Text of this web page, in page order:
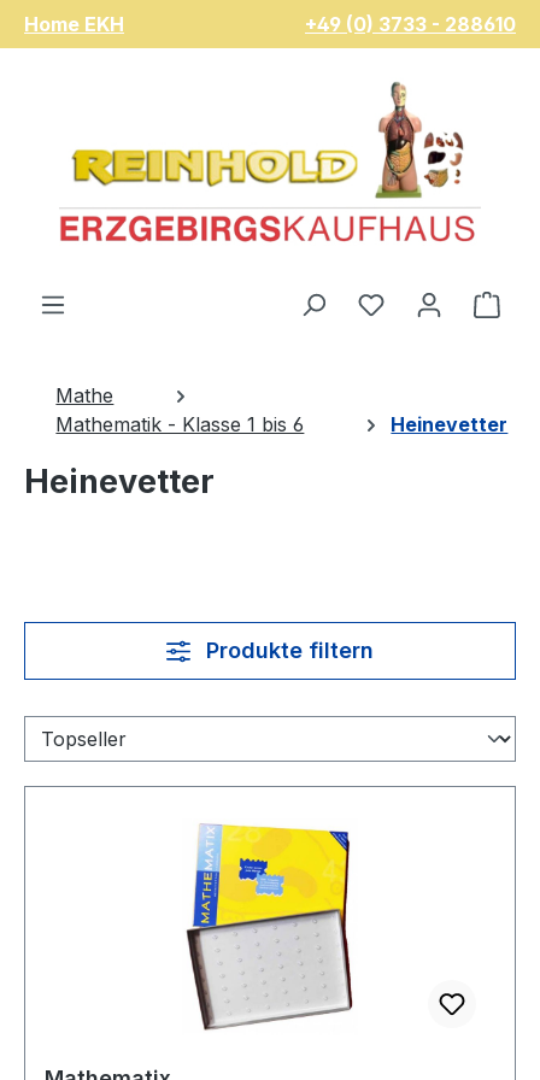
Zum Hauptinhalt springen
Home EKH +49 (0) 3733 - 288610
Du hast 0
Mathe
Mathematik - Klasse 1 bis 6
Heinevetter
Heinevetter
Produkte filtern